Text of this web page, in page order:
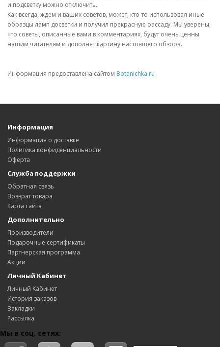
и подсветку можно отключить.
Как всегда, ждем и ваших советов, может, кто-то использовал иные
образцы ламп досветки и получил прекрасную рассаду. Мы уверены,
что советы, описанные вами в комментариях, будут очень ценны
нашим читателям и дополнят картину настоящего обзора.
Информация предоставлена сайтом Botanichka.ru
Информация
Информация о доставке
Политика конфиденциальности
Оферта
Служба поддержки
Обратная связь
Возврат товара
Карта сайта
Дополнительно
Производители
Подарочные сертификаты
Партнерская программа
Акции
Личный Кабинет
Личный Кабинет
История заказов
Закладки
Рассылка
Мы в соц. сетях: